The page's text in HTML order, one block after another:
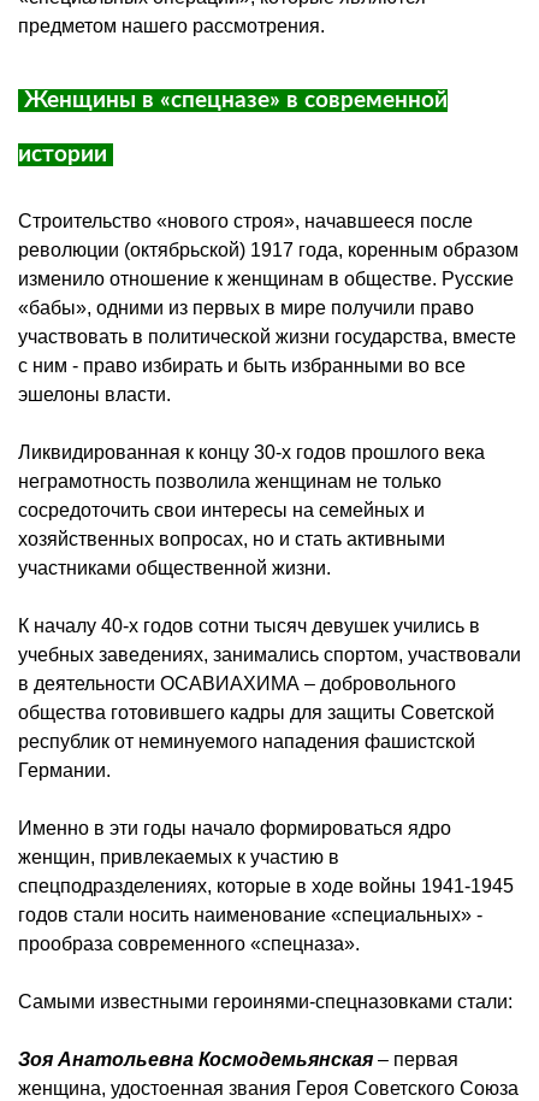
предметом нашего рассмотрения.
Женщины в «спецназе» в современной
истории
Строительство «нового строя», начавшееся после
революции (октябрьской) 1917 года, коренным образом
изменило отношение к женщинам в обществе. Русские
«бабы», одними из первых в мире получили право
участвовать в политической жизни государства, вместе
с ним - право избирать и быть избранными во все
эшелоны власти.
Ликвидированная к концу 30-х годов прошлого века
неграмотность позволила женщинам не только
сосредоточить свои интересы на семейных и
хозяйственных вопросах, но и стать активными
участниками общественной жизни.
К началу 40-х годов сотни тысяч девушек учились в
учебных заведениях, занимались спортом, участвовали
в деятельности ОСАВИАХИМА – добровольного
общества готовившего кадры для защиты Советской
республик от неминуемого нападения фашистской
Германии.
Именно в эти годы начало формироваться ядро
женщин, привлекаемых к участию в
спецподразделениях, которые в ходе войны 1941-1945
годов стали носить наименование «специальных» -
прообраза современного «спецназа».
Самыми известными героинями-спецназовками стали:
Зоя Анатольевна Космодемьянская – первая
женщина, удостоенная звания Героя Советского Союза